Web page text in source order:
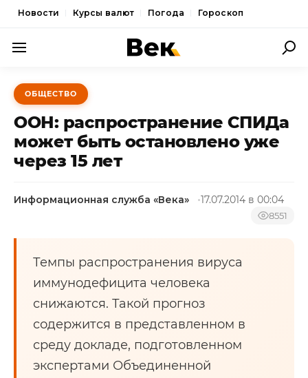
Новости Курсы валют Погода Гороскоп
ПОЛИТИКА
ЭКОНОМИКА
ОБЩЕСТВО
СПОРТ
ОБЩЕСТВО
ООН: распространение СПИДа
может быть остановлено уже
через 15 лет
Информационная служба «Века» 17.07.2014 в 00:04
8551
Темпы распространения вируса
иммунодефицита человека
снижаются. Такой прогноз
содержится в представленном в
среду докладе, подготовленном
экспертами Объединенной